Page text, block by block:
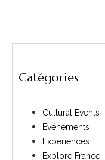
Catégories
Cultural Events
Événements
Experiences
Explore France